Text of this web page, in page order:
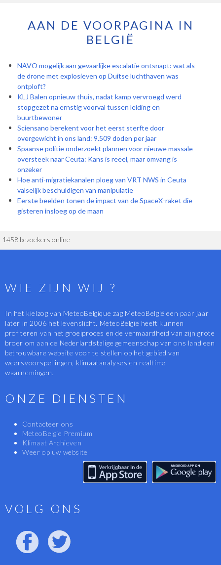
AAN DE VOORPAGINA IN
BELGIË
NAVO mogelijk aan gevaarlijke escalatie ontsnapt: wat als
de drone met explosieven op Duitse luchthaven was
ontploft?
KLJ Balen opnieuw thuis, nadat kamp vervroegd werd
stopgezet na ernstig voorval tussen leiding en
buurtbewoner
Sciensano berekent voor het eerst sterfte door
overgewicht in ons land: 9.509 doden per jaar
Spaanse politie onderzoekt plannen voor nieuwe massale
oversteek naar Ceuta: Kans is reëel, maar omvang is
onzeker
Hoe anti-migratiekanalen ploeg van VRT NWS in Ceuta
valselijk beschuldigen van manipulatie
Eerste beelden tonen de impact van de SpaceX-raket die
gisteren insloeg op de maan
1458 bezoekers online
WIE ZIJN WIJ ?
In het kielzog van MeteoBelgique zag MeteoBelgië een paar jaar
later in 2006 het levenslicht. MeteoBelgië heeft kunnen
profiteren van het groeiproces en de vermaardheid van zijn grote
broer om aan de Nederlandstalige gemeenschap van ons land een
betrouwbare website voor te stellen op het gebied van
weersvoorspellingen, klimaatanalyses en realtime
waarnemingen.
ONZE DIENSTEN
Contacteer ons
MeteoBelgie Premium
Klimaat Archieven
Weer op uw website
VOLG ONS